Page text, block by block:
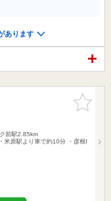
あります
お気に入
りに追加
前駅2.85km
米原駅より車で約10分 ・彦根I